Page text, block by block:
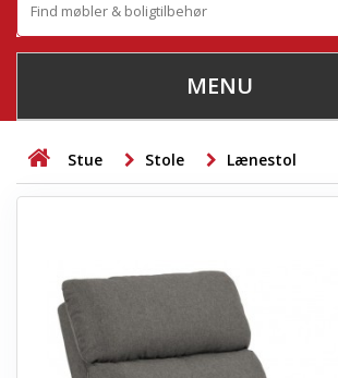
MENU
STUE
BØRNEMØBLER
KONTORMØBLER
Stue Stole Lænestol